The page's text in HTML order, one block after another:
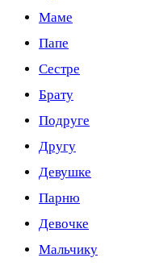
Маме
Папе
Сестре
Брату
Подруге
Другу
Девушке
Парню
Девочке
Мальчику